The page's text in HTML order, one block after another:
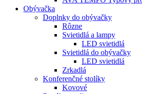
Obývačka
Doplnky do obývačky
Rôzne
Svietidlá a lampy
LED svietidlá
Svietidlá do obývačky
LED svietidlá
Zrkadlá
Konferenčné stolíky
Kovové